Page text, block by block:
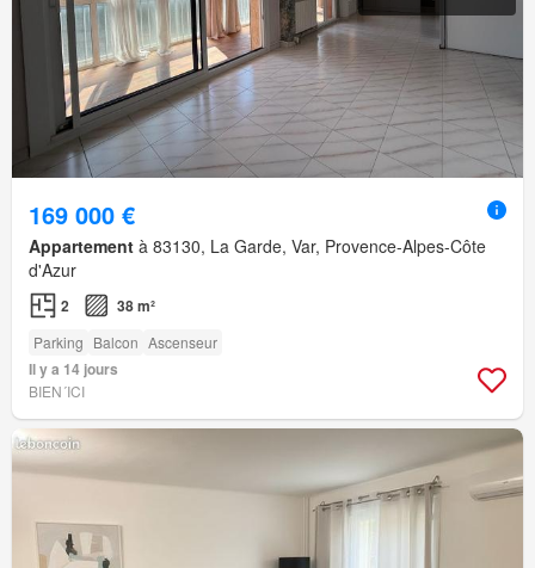
169 000 €
Appartement à 83130, La Garde, Var, Provence-Alpes-Côte
d'Azur
2 38 m²
Parking Balcon Ascenseur
Il y a 14 jours
BIEN´ICI